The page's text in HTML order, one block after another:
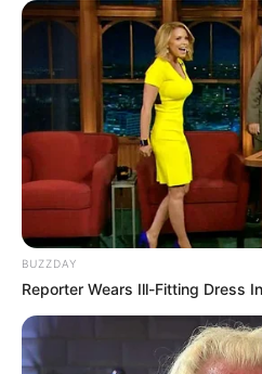
BUZZDAY
Reporter Wears Ill-Fitting Dress